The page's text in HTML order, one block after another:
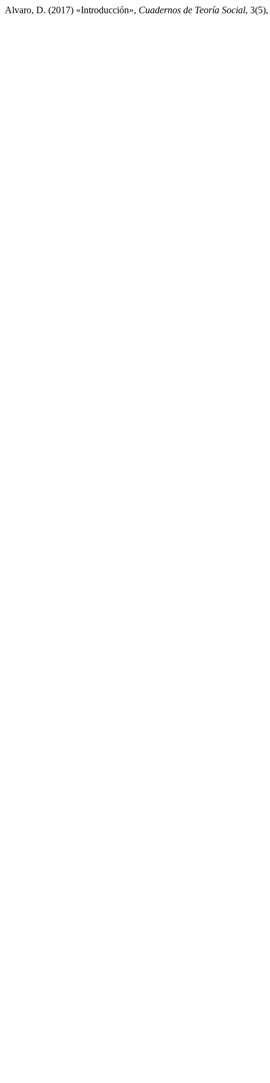
Alvaro, D. (2017) «Introducción», Cuadernos de Teoría Social,